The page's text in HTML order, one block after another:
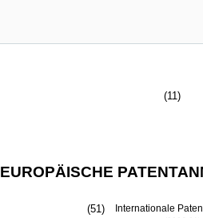
(11)
EUROPÄISCHE
(51)
Internationale